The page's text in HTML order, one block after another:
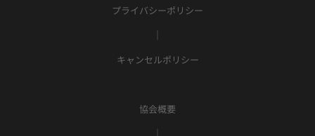
プライバシーポリシー
キャンセルポリシー
協会概要